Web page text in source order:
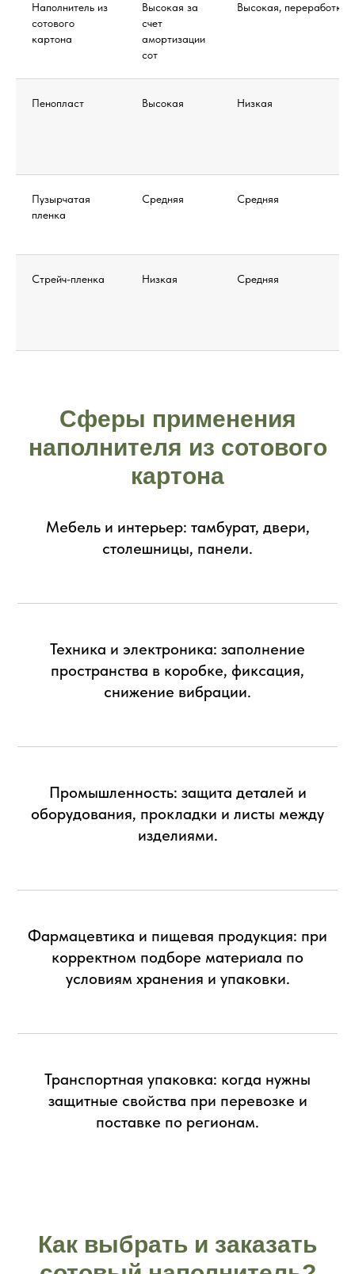
Наполнитель из
сотового
картона
Высокая за
счет
амортизации
сот
Высокая, переработка
Пенопласт Высокая Низкая
Пузырчатая
пленка
Средняя Средняя
Стрейч-пленка Низкая Средняя
Сферы применения
наполнителя из сотового
картона
Мебель и интерьер: тамбурат, двери,
столешницы, панели.
Техника и электроника: заполнение
пространства в коробке, фиксация,
снижение вибрации.
Промышленность: защита деталей и
оборудования, прокладки и листы между
изделиями.
Фармацевтика и пищевая продукция: при
корректном подборе материала по
условиям хранения и упаковки.
Транспортная упаковка: когда нужны
защитные свойства при перевозке и
поставке по регионам.
Как выбрать и заказать